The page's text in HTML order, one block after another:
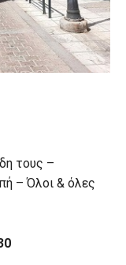
τους –
– Όλοι & όλες